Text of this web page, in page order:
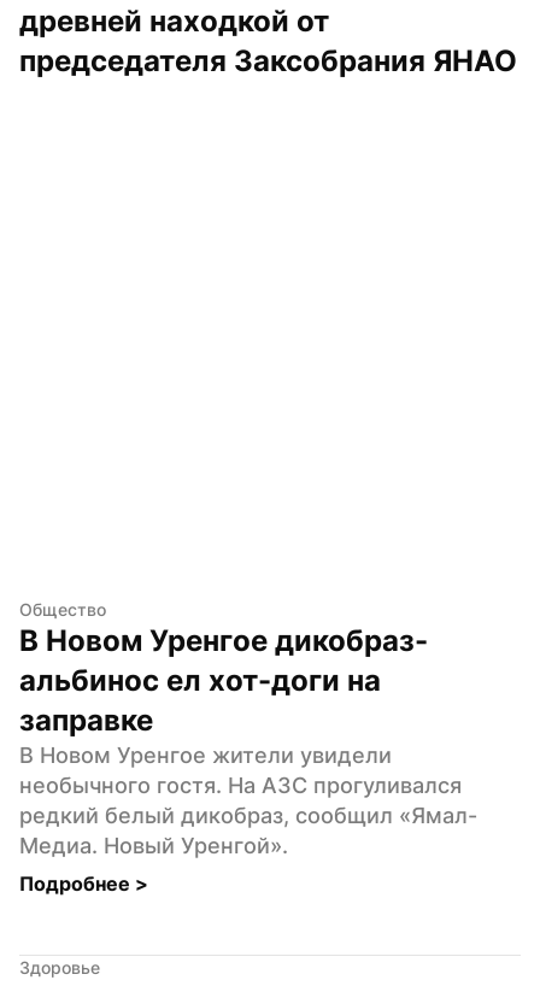
древней находкой от
председателя Заксобрания ЯНАО
Общество
В Новом Уренгое дикобраз-
альбинос ел хот-доги на
заправке
В Новом Уренгое жители увидели
необычного гостя. На АЗС прогуливался
редкий белый дикобраз, сообщил «Ямал-
Медиа. Новый Уренгой».
Подробнее >
Здоровье